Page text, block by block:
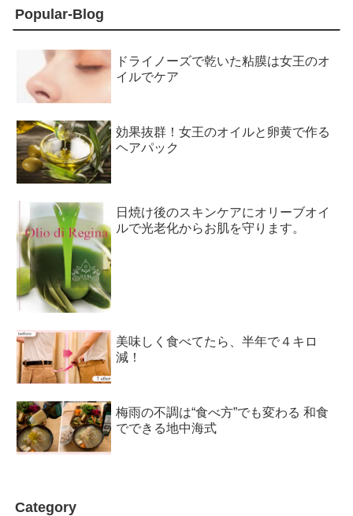
Popular-Blog
ドライノーズで乾いた粘膜は女王のオ
イルでケア
効果抜群！女王のオイルと卵黄で作る
ヘアパック
日焼け後のスキンケアにオリーブオイ
ルで光老化からお肌を守ります。
美味しく食べてたら、半年で４キロ
減！
梅雨の不調は“食べ方”でも変わる 和食
でできる地中海式
Category